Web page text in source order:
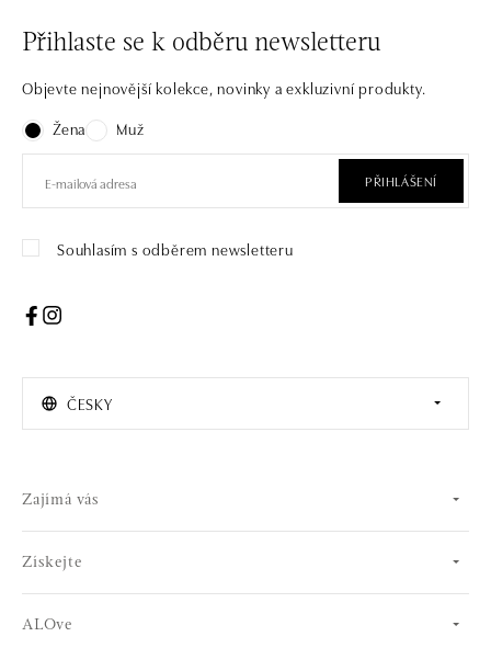
Přihlaste se k odběru newsletteru
Objevte nejnovější kolekce, novinky a exkluzivní produkty.
Žena
Muž
PŘIHLÁŠENÍ
Souhlasím s odběrem newsletteru
ČESKY
Zajímá vás
Získejte
ALOve